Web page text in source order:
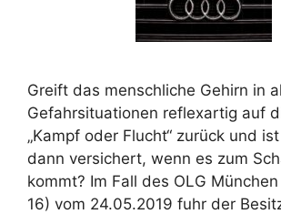
Greift das menschliche Gehirn in
Gefahrsituationen reflexartig auf
„Kampf oder Flucht“ zurück und ist
dann versichert, wenn es zum
kommt? Im Fall des OLG
16) vom 24.05.2019 fuhr der